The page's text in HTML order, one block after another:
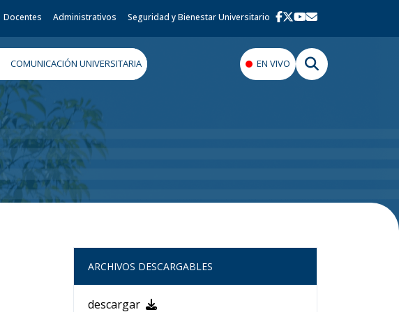
Docentes Administrativos Seguridad y Bienestar Universitario
COMUNICACIÓN UNIVERSITARIA EN VIVO
ARCHIVOS DESCARGABLES
descargar